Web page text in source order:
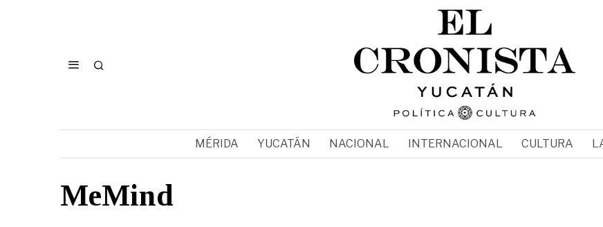
MÉRIDA YUCATÁN NACIONAL INTERNACIONAL CULTURA
MeMind